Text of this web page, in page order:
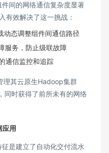
间的网络通信复杂度显著
有效解决了这一挑战：
动态调整组件间通信路径
服务，防止级联故障
通信监控和追踪
理其云原生Hadoop集群
同时获得了前所未有的网络
应用
是建立了自动化交付流水